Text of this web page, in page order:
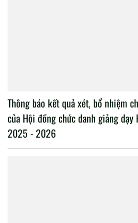
Thông báo kết quả xét, bổ nhiệm
của Hội đồng chức danh giảng dạy
2025 - 2026